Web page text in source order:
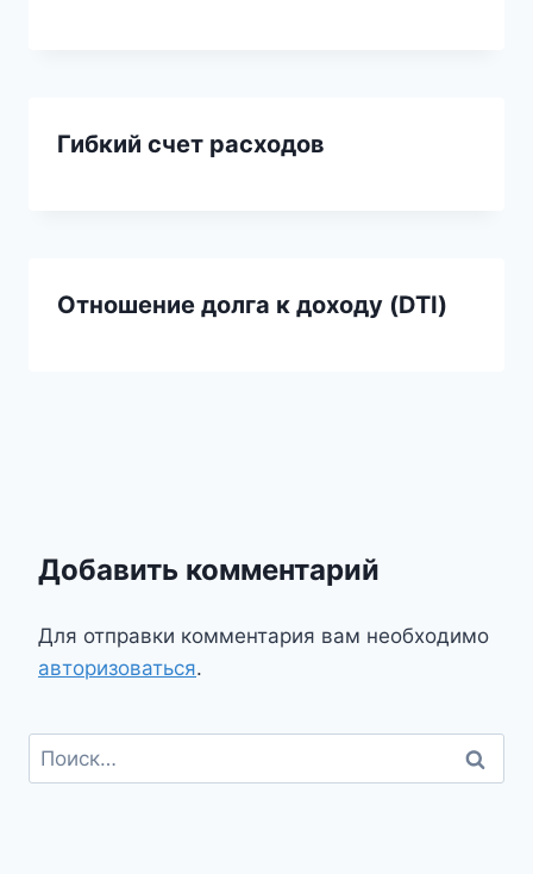
Гибкий счет расходов
Отношение долга к доходу (DTI)
Добавить комментарий
Для отправки комментария вам необходимо
авторизоваться.
Найти: